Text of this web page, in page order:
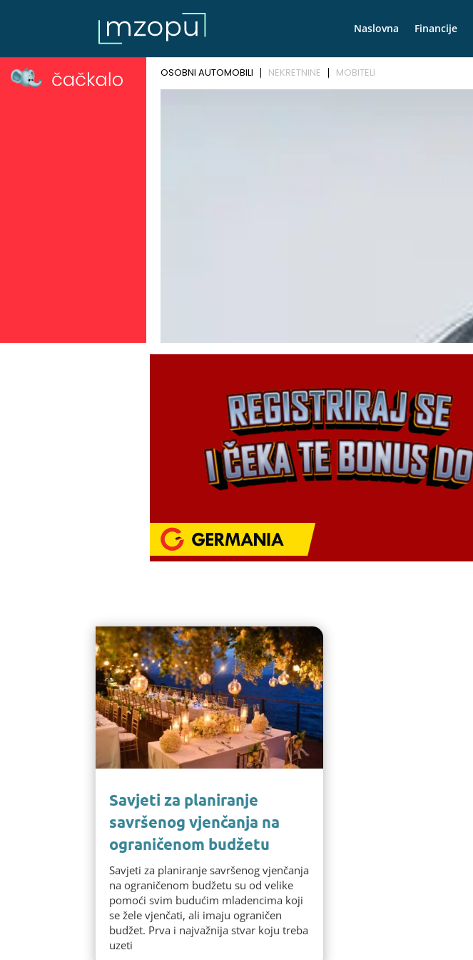
Naslovna Financije
Savjeti za planiranje
savršenog vjenčanja na
ograničenom budžetu
Savjeti za planiranje savršenog vjenčanja
na ograničenom budžetu su od velike
pomoći svim budućim mladencima koji
se žele vjenčati, ali imaju ograničen
budžet. Prva i najvažnija stvar koju treba
uzeti